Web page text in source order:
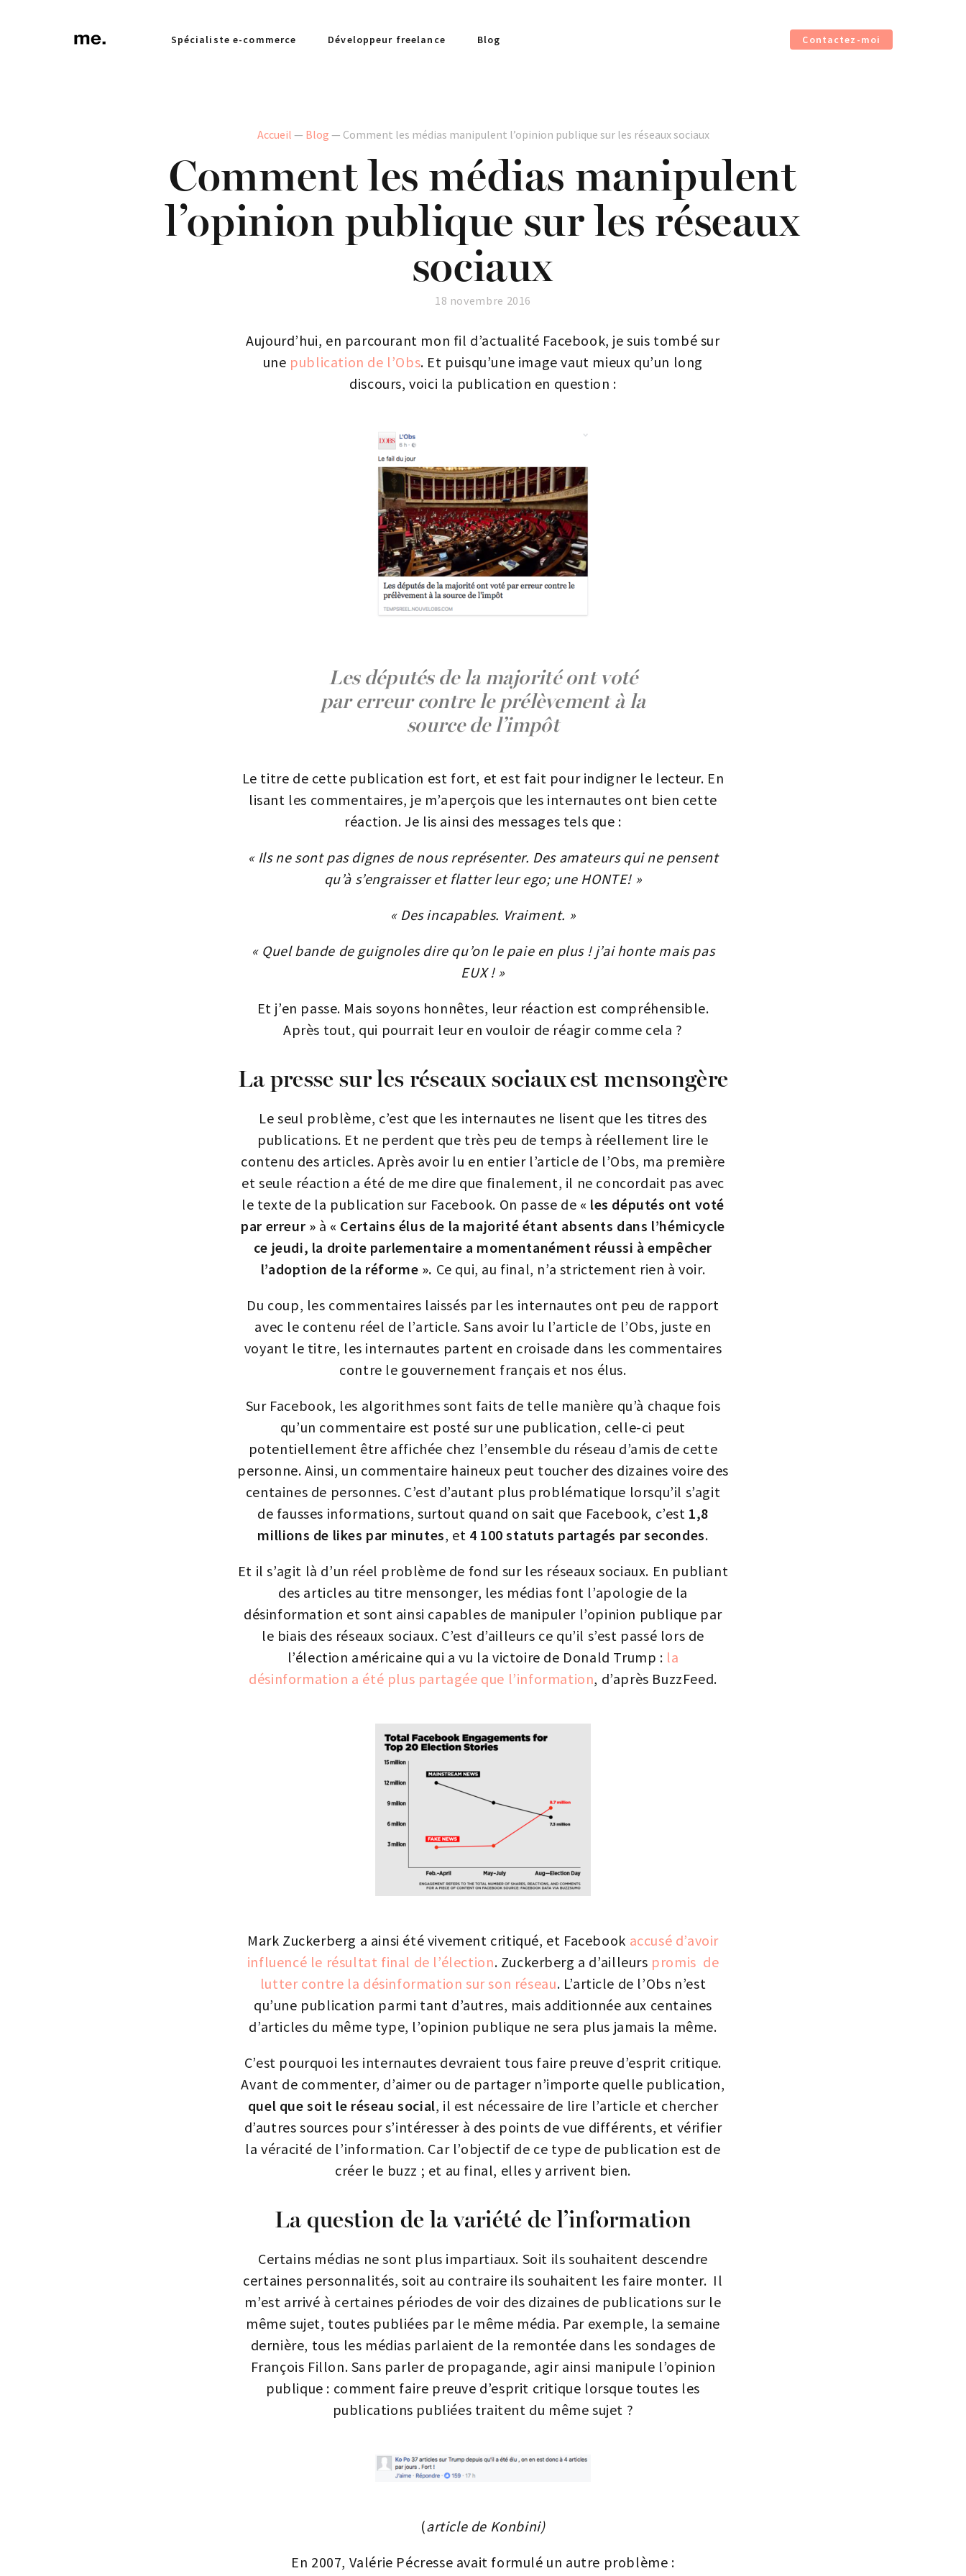
Spécialiste e-commerce Développeur freelance Blog Contactez-moi
Accueil — Blog — Comment les médias manipulent l’opinion publique sur les réseaux sociaux
Comment les médias manipulent
l’opinion publique sur les réseaux
sociaux
18 novembre 2016
Aujourd’hui, en parcourant mon fil d’actualité Facebook, je suis tombé sur
une publication de l’Obs. Et puisqu’une image vaut mieux qu’un long
discours, voici la publication en question :
Les députés de la majorité ont voté
par erreur contre le prélèvement à la
source de l’impôt
Le titre de cette publication est fort, et est fait pour indigner le lecteur. En
lisant les commentaires, je m’aperçois que les internautes ont bien cette
réaction. Je lis ainsi des messages tels que :
« Ils ne sont pas dignes de nous représenter. Des amateurs qui ne pensent
qu’à s’engraisser et flatter leur ego; une HONTE! »
« Des incapables. Vraiment. »
« Quel bande de guignoles dire qu’on le paie en plus ! j’ai honte mais pas
EUX ! »
Et j’en passe. Mais soyons honnêtes, leur réaction est compréhensible.
Après tout, qui pourrait leur en vouloir de réagir comme cela ?
La presse sur les réseaux sociaux est mensongère
Le seul problème, c’est que les internautes ne lisent que les titres des
publications. Et ne perdent que très peu de temps à réellement lire le
contenu des articles. Après avoir lu en entier l’article de l’Obs, ma première
et seule réaction a été de me dire que finalement, il ne concordait pas avec
le texte de la publication sur Facebook. On passe de « les députés ont voté
par erreur » à « Certains élus de la majorité étant absents dans l’hémicycle
ce jeudi, la droite parlementaire a momentanément réussi à empêcher
l’adoption de la réforme ». Ce qui, au final, n’a strictement rien à voir.
Du coup, les commentaires laissés par les internautes ont peu de rapport
avec le contenu réel de l’article. Sans avoir lu l’article de l’Obs, juste en
voyant le titre, les internautes partent en croisade dans les commentaires
contre le gouvernement français et nos élus.
Sur Facebook, les algorithmes sont faits de telle manière qu’à chaque fois
qu’un commentaire est posté sur une publication, celle-ci peut
potentiellement être affichée chez l’ensemble du réseau d’amis de cette
personne. Ainsi, un commentaire haineux peut toucher des dizaines voire des
centaines de personnes. C’est d’autant plus problématique lorsqu’il s’agit
de fausses informations, surtout quand on sait que Facebook, c’est 1,8
millions de likes par minutes, et 4 100 statuts partagés par secondes.
Et il s’agit là d’un réel problème de fond sur les réseaux sociaux. En publiant
des articles au titre mensonger, les médias font l’apologie de la
désinformation et sont ainsi capables de manipuler l’opinion publique par
le biais des réseaux sociaux. C’est d’ailleurs ce qu’il s’est passé lors de
l’élection américaine qui a vu la victoire de Donald Trump : la
désinformation a été plus partagée que l’information, d’après BuzzFeed.
Mark Zuckerberg a ainsi été vivement critiqué, et Facebook accusé d’avoir
influencé le résultat final de l’élection. Zuckerberg a d’ailleurs promis de
lutter contre la désinformation sur son réseau. L’article de l’Obs n’est
qu’une publication parmi tant d’autres, mais additionnée aux centaines
d’articles du même type, l’opinion publique ne sera plus jamais la même.
C’est pourquoi les internautes devraient tous faire preuve d’esprit critique.
Avant de commenter, d’aimer ou de partager n’importe quelle publication,
quel que soit le réseau social, il est nécessaire de lire l’article et chercher
d’autres sources pour s’intéresser à des points de vue différents, et vérifier
la véracité de l’information. Car l’objectif de ce type de publication est de
créer le buzz ; et au final, elles y arrivent bien.
La question de la variété de l’information
Certains médias ne sont plus impartiaux. Soit ils souhaitent descendre
certaines personnalités, soit au contraire ils souhaitent les faire monter. Il
m’est arrivé à certaines périodes de voir des dizaines de publications sur le
même sujet, toutes publiées par le même média. Par exemple, la semaine
dernière, tous les médias parlaient de la remontée dans les sondages de
François Fillon. Sans parler de propagande, agir ainsi manipule l’opinion
publique : comment faire preuve d’esprit critique lorsque toutes les
publications publiées traitent du même sujet ?
(article de Konbini)
En 2007, Valérie Pécresse avait formulé un autre problème :